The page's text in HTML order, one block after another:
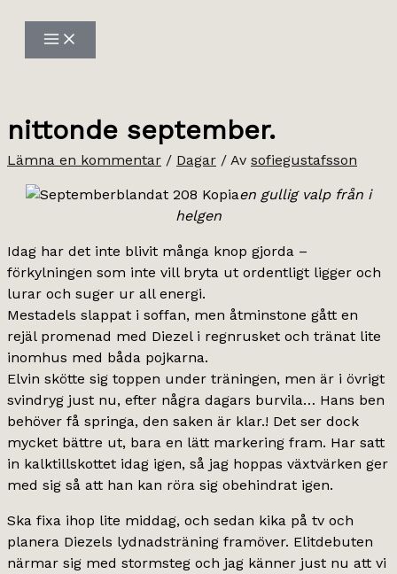
innehåll
nittonde september.
Lämna en kommentar / Dagar / Av sofiegustafsson
en gullig valp från i
helgen
Idag har det inte blivit många knop gjorda –
förkylningen som inte vill bryta ut ordentligt ligger och
lurar och suger ur all energi.
Mestadels slappat i soffan, men åtminstone gått en
rejäl promenad med Diezel i regnrusket och tränat lite
inomhus med båda pojkarna.
Elvin skötte sig toppen under träningen, men är i övrigt
svindryg just nu, efter några dagars burvila… Hans ben
behöver få springa, den saken är klar.! Det ser dock
mycket bättre ut, bara en lätt markering fram. Har satt
in kalktillskottet idag igen, så jag hoppas växtvärken ger
med sig så att han kan röra sig obehindrat igen.
Ska fixa ihop lite middag, och sedan kika på tv och
planera Diezels lydnadsträning framöver. Elitdebuten
närmar sig med stormsteg och jag känner just nu att vi